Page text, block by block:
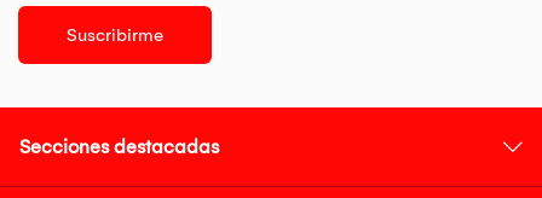
Suscribirme
Secciones destacadas